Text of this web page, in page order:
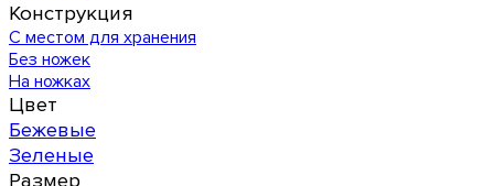
Конструкция
С местом для хранения
Без ножек
На ножках
Цвет
Бежевые
Зеленые